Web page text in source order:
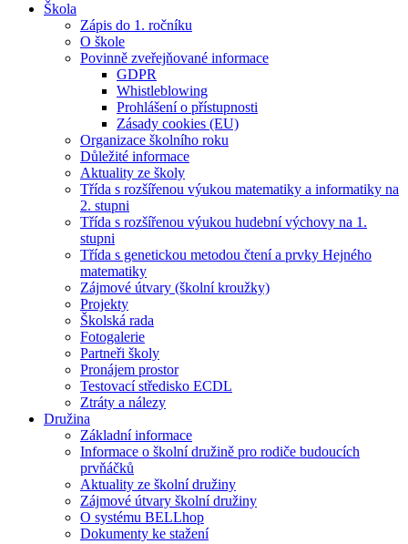
Škola
Zápis do 1. ročníku
O škole
Povinně zveřejňované informace
GDPR
Whistleblowing
Prohlášení o přístupnosti
Zásady cookies (EU)
Organizace školního roku
Důležité informace
Aktuality ze školy
Třída s rozšířenou výukou matematiky a informatiky na
2. stupni
Třída s rozšířenou výukou hudební výchovy na 1.
stupni
Třída s genetickou metodou čtení a prvky Hejného
matematiky
Zájmové útvary (školní kroužky)
Projekty
Školská rada
Fotogalerie
Partneři školy
Pronájem prostor
Testovací středisko ECDL
Ztráty a nálezy
Družina
Základní informace
Informace o školní družině pro rodiče budoucích
prvňáčků
Aktuality ze školní družiny
Zájmové útvary školní družiny
O systému BELLhop
Dokumenty ke stažení